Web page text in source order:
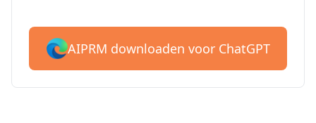
AIPRM downloaden voor ChatGPT